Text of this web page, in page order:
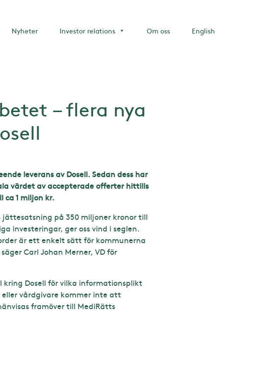
Nyheter Investor relations Om oss English
– flera nya
leverans av Dosell. Sedan dess har
värdet av accepterade offerter hittills
ca 1 miljon kr.
på 350 miljoner kronor till
investeringar, ger oss vind i seglen.
är ett enkelt sätt för kommunerna
Carl Johan Merner, VD för
Dosell för vilka informationsplikt
vårdgivare kommer inte att
framöver till MediRätts